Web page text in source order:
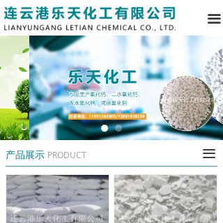
끀
产品展示 PRODUCT 끀